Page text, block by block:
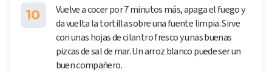
10
Vuelve a cocer por 7 minutos más, apaga el fuego y
da vuelta la tortilla sobre una fuente limpia. Sirve
con unas hojas de cilantro fresco y unas buenas
pizcas de sal de mar. Un arroz blanco puede ser un
buen compañero.